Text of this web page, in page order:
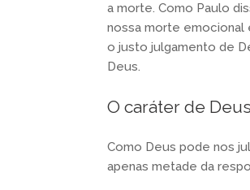
a morte. Como Paulo
nossa morte emocional
o justo julgamento de
Deus.
O caráter de Deus
Como Deus pode nos
apenas metade da